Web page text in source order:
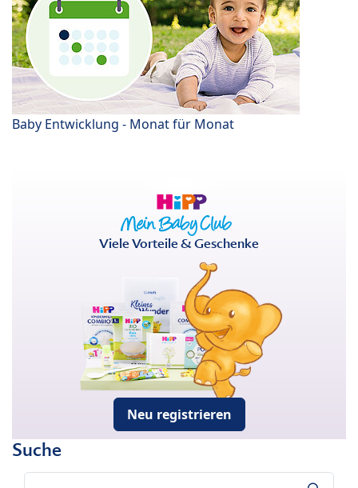
Baby Entwicklung - Monat für Monat
Viele Vorteile & Geschenke
Neu registrieren
Suche